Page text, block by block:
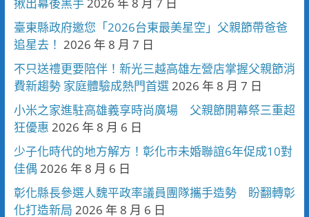
揪出幕後黑手2026 年 8 月 7 日
臺東縣政府邀您「2026台東最美星空」父親節帶爸爸
追星去！ 2026 年 8 月 7 日
不只送禮更要陪伴！新光三越高雄左營店掌握父親節消
費新趨勢 家庭體驗成熱門首選2026 年 8 月 7 日
小米之家進駐高雄義享時尚廣場 父親節開幕祭三重超
狂優惠 2026 年 8 月 6 日
少子化時代的地方解方！彰化市未婚聯誼6年促成10對
佳偶 2026 年 8 月 6 日
彰化縣長參選人魏平政率議員團隊攜手造勢 盼翻轉彰
化打造新局 2026 年 8 月 6 日